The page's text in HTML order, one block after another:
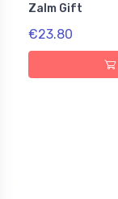
Zalm Gift
€23.80